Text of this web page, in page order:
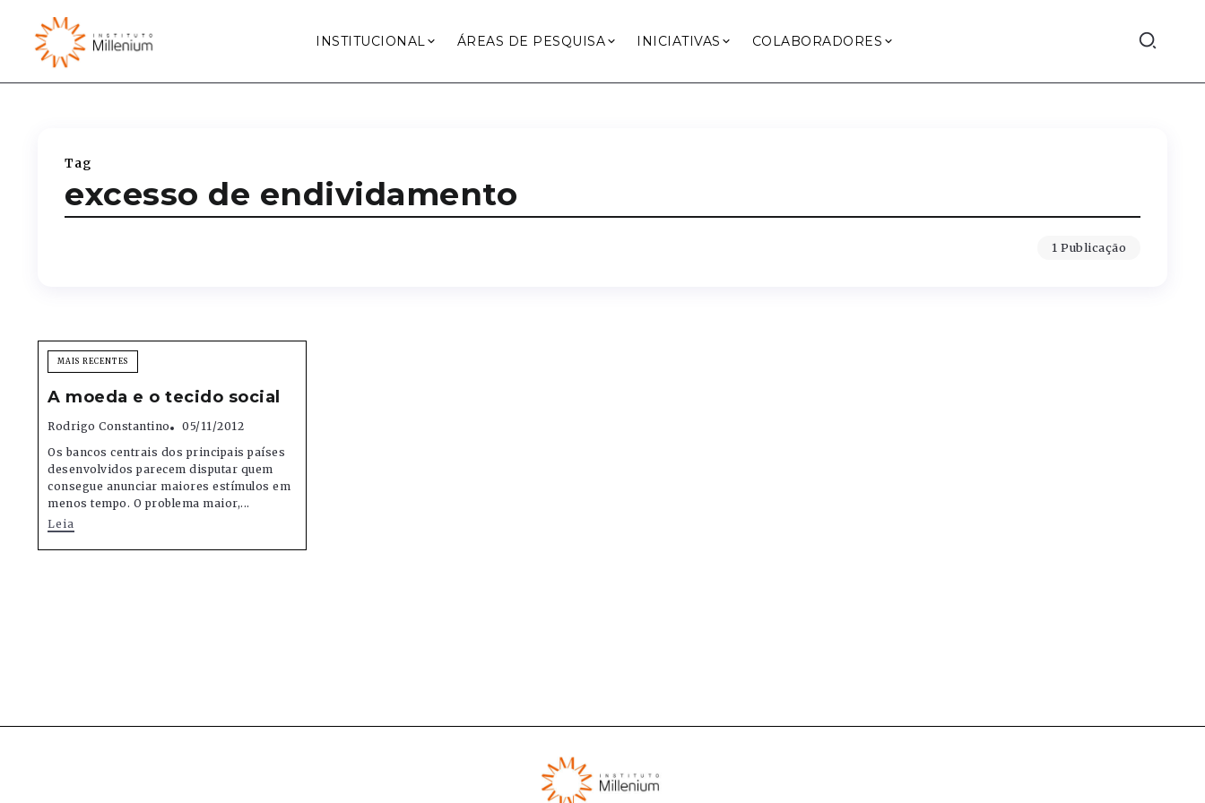
INSTITUCIONAL ÁREAS DE PESQUISA INICIATIVAS COLABORADORES
Tag
excesso de endividamento
1 Publicação
MAIS RECENTES
A moeda e o tecido social
Rodrigo Constantino
05/11/2012
Os bancos centrais dos principais países
desenvolvidos parecem disputar quem
consegue anunciar maiores estímulos em
menos tempo. O problema maior,...
Leia